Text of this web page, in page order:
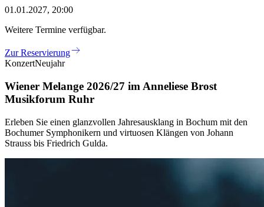
01.01.2027, 20:00
Weitere Termine verfügbar.
Zur Reservierung
KonzertNeujahr
Wiener Melange 2026/27 im Anneliese Brost
Musikforum Ruhr
Erleben Sie einen glanzvollen Jahresausklang in Bochum mit den
Bochumer Symphonikern und virtuosen Klängen von Johann
Strauss bis Friedrich Gulda.